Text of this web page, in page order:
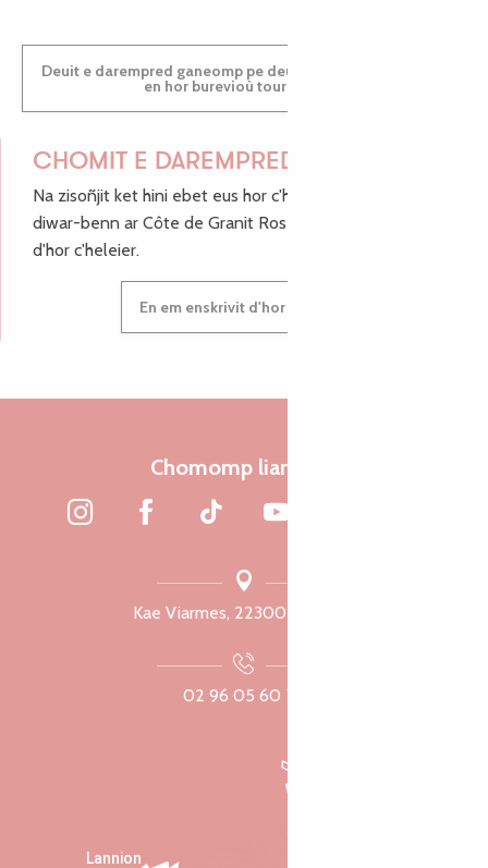
Deuit e darempred ganeomp pe deuit da welet ac'hanomp
en hor burevioù touristerezh
CHOMIT E DAREMPRED !
Na zisoñjit ket hini ebet eus hor c'hinnigoù mat ha keleier
diwar-benn ar Côte de Granit Rose, enskrivit hoc'h anv
d'hor c'heleier.
En em enskrivit d'hor c'heleier
Chomomp liammet
Kae Viarmes, 22300 Lannuon
02 96 05 60 70
Lannion